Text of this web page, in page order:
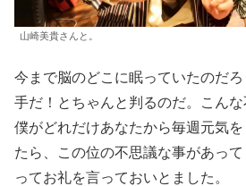
山崎美貴さんと。
今まで脳のどこに眠っていたのだ
手だ！とちゃんと判るのだ。こんな
僕がどれだけあなたから毎週元気
たら、この位の不思議な事があっ
ってお礼を言っておいとました。